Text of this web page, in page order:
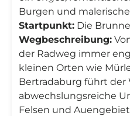
Burgen und
Startpunkt: Die
Wegbeschreibung:
der Radweg immer
kleinen Orten wie
Bertradaburg führt der
abwechslungsreiche
Felsen und